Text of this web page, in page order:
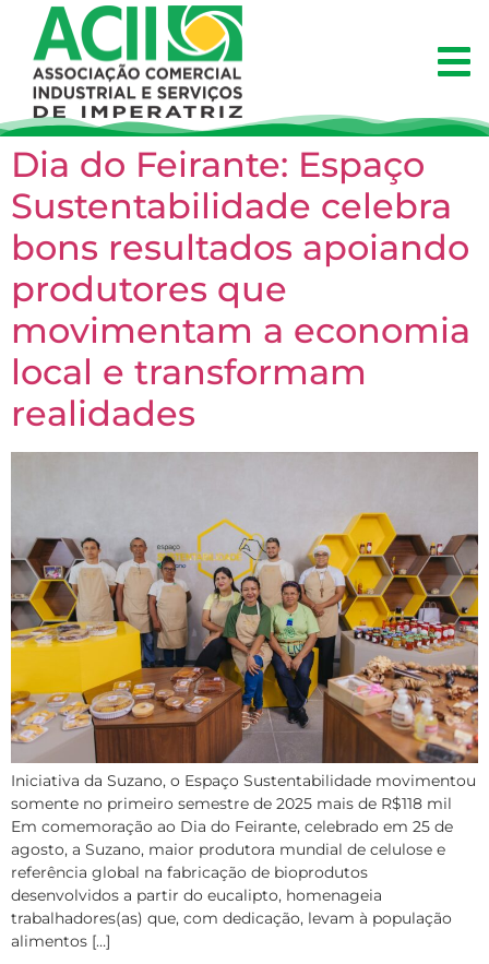
Dia do Feirante: Espaço
Sustentabilidade celebra
bons resultados apoiando
produtores que
movimentam a economia
local e transformam
realidades
Iniciativa da Suzano, o Espaço Sustentabilidade movimentou
somente no primeiro semestre de 2025 mais de R$118 mil
Em comemoração ao Dia do Feirante, celebrado em 25 de
agosto, a Suzano, maior produtora mundial de celulose e
referência global na fabricação de bioprodutos
desenvolvidos a partir do eucalipto, homenageia
trabalhadores(as) que, com dedicação, levam à população
alimentos […]